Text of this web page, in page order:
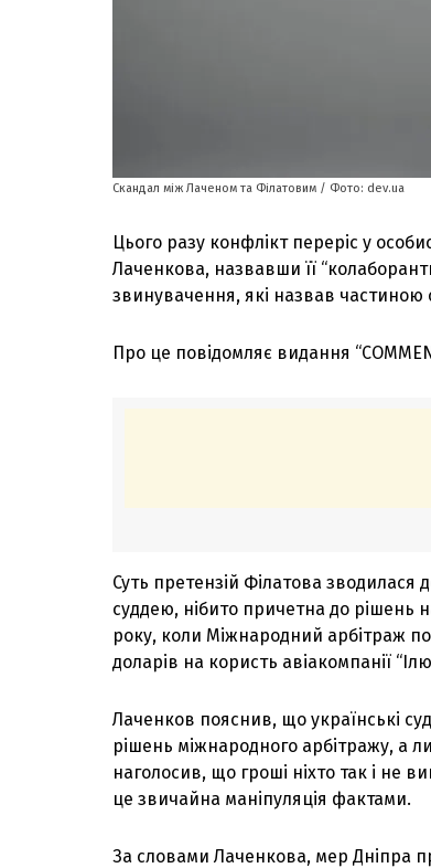
Скандал між Лаченом та Філатовим / Фото: dev.ua
Цього разу конфлікт переріс у
Лаченкова, назвавши її
звинувачення, які назвав частиною
Про це повідомляє видання
Суть претензій Філатова
суддею, нібито причетна до рішень
року, коли Міжнародний арбітраж
доларів на користь авіакомпанії
Лаченков пояснив, що українські
рішень міжнародного арбітражу, а
наголосив, що гроші ніхто так і не
це звичайна маніпуляція фактами.
За словами Лаченкова, мер Дніпра